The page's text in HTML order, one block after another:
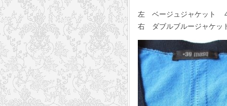
左 ベージュジャケット
右 ダブルブルージャケ